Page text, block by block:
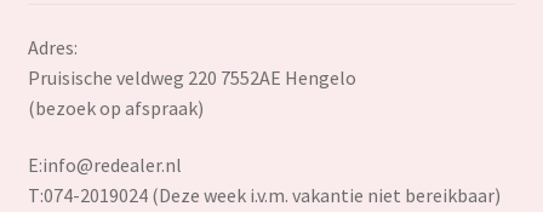
Adres:
Pruisische veldweg 220 7552AE Hengelo
(bezoek op afspraak)
E:info@redealer.nl
T:074-2019024 (Deze week i.v.m. vakantie niet bereikbaar)